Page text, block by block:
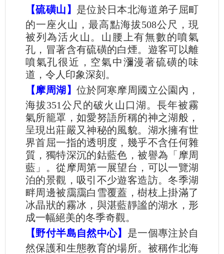
【硫磺山】 是位於日本北海道弟子屈町
的一座火山，最高點海拔508公尺，現
被列為活火山。山腰上有無數的噴氣
孔，冒著含有硫磺的白煙。遊客可以離
噴氣孔很近，空氣中瀰漫著硫磺的味
道，令人印象深刻。
【摩周湖】 位於阿寒摩周國立公園內，
海拔351公尺的破火山口湖。長年被霧
氣所籠罩，如愛努語所稱的神之湖般，
呈現出莊嚴又神秘的風貌。湖水擁有世
界首屈一指的透明度，幾乎不含任何雜
質，獨特深沉的鈷藍色，被譽為「摩周
藍」。從摩周第一展望台，可以一覽湖
泊的景觀，吸引不少遊客造訪。冬季湖
畔周邊被靄靄白雪覆蓋，樹枝上掛滿了
冰晶狀的霧冰，與湛藍靜謐的湖水，形
成一幅絕美的冬季奇觀。
【野付半島自然中心】 是一個專注於自
然保護和生態教育的場所。被稱作北海